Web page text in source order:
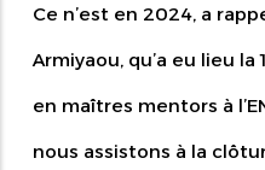
Ce n’est en 2024, a
Armiyaou, qu’a eu lieu
en maîtres mentors à
nous assistons à la